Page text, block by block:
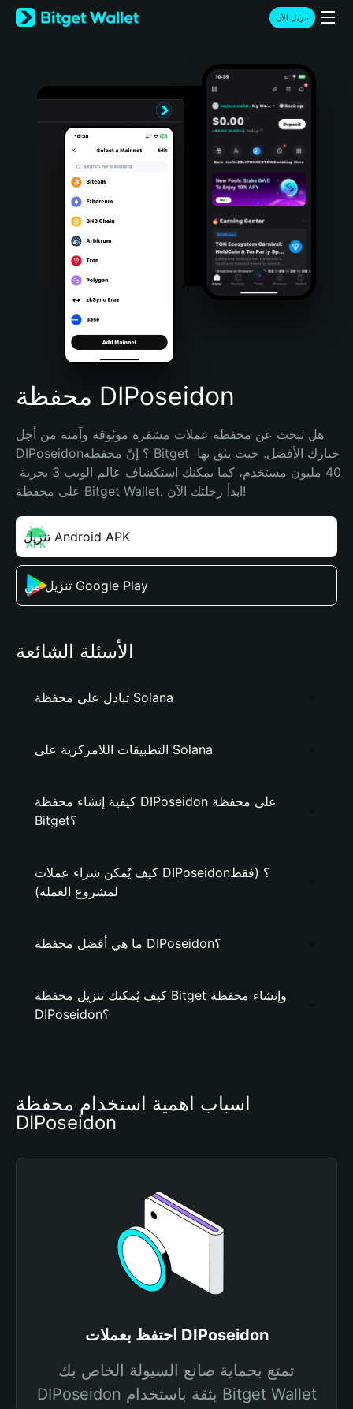
English
日本語
Türkçe
Português (Portugal)
Bahasa Indonesia
Português (Brasil)
Español (Argentina)
تنزيل الآن
محفظة DIPoseidon
هل تبحث عن محفظة عملات مشفرة موثوقة وآمنة من أجل
DIPoseidon؟ إنّ محفظة Bitget خيارك الأفضل. حيث يثق بها
على محفظة Bitget Wallet. ابدأ رحلتك الآن!
تنزيل Android APK
تنزيل من Google Play
الأسئلة الشائعة
تبادل على محفظة Solana
التطبيقات اللامركزية على Solana
كيفية إنشاء محفظة DIPoseidon على محفظة
Bitget؟
كيف يُمكن شراء عملات DIPoseidon؟ (فقط
لمشروع العملة)
ما هي أفضل محفظة DIPoseidon؟
كيف يُمكنك تنزيل محفظة Bitget وإنشاء محفظة
DIPoseidon؟
أسباب أهمية استخدام محفظة
DIPoseidon
احتفظ بعملات DIPoseidon
تمتع بحماية صانع السيولة الخاص بك
DIPoseidon بثقة باستخدام Bitget Wallet